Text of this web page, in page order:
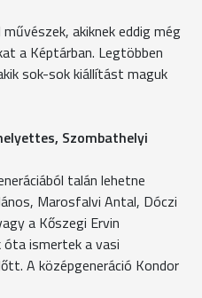
akiknek eddig még
a Képtárban. Legtöbben
sok-sok kiállítást maguk
Szombathelyi
talán lehetne
Marosfalvi Antal, Dóczi
a Kőszegi Ervin
óta ismertek a vasi
A középgeneráció Kondor